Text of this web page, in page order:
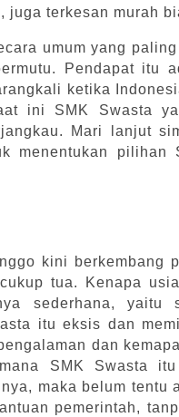
juga terkesan murah
umum yang
Pendapat itu
ketika
ini SMK Swasta
Mari lanjut
menentukan pilihan
kini berkembang
tua. Kenapa
sederhana,
itu eksis dan
dan
SMK Swasta
maka belum tentu
pemerintah,